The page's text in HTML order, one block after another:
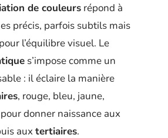
de couleurs répond à
précis, parfois subtils mais
l’équilibre visuel. Le
s’impose comme un
: il éclaire la manière
, rouge, bleu, jaune,
donner naissance aux
aux tertiaires.